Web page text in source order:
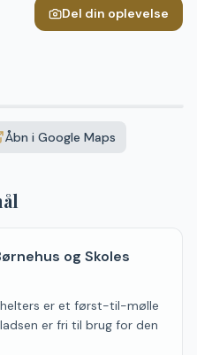
Del din oplevelse
Åbn i Google Maps
og Skoles
er et først-til-mølle
er fri til brug for den